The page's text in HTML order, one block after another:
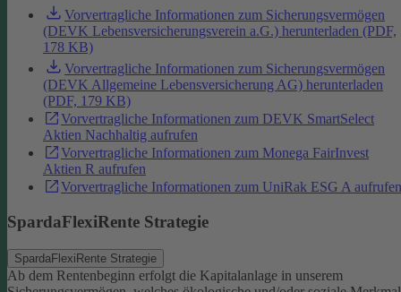
Vorvertragliche Informationen zum Sicherungsvermögen
(DEVK Lebensversicherungsverein a.G.) herunterladen (PDF,
178 KB)
Vorvertragliche Informationen zum Sicherungsvermögen
(DEVK Allgemeine Lebensversicherung AG) herunterladen
(PDF, 179 KB)
Vorvertragliche Informationen zum DEVK SmartSelect
Aktien Nachhaltig aufrufen
Vorvertragliche Informationen zum Monega FairInvest
Aktien R aufrufen
Vorvertragliche Informationen zum UniRak ESG A aufrufen
SpardaFlexiRente Strategie
SpardaFlexiRente Strategie
Ab dem Rentenbeginn erfolgt die Kapitalanlage in unserem